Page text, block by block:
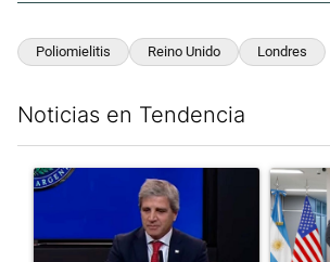
Poliomielitis Reino Unido Londres
Noticias en Tendencia
Un artículo de tendencia con el título
Un